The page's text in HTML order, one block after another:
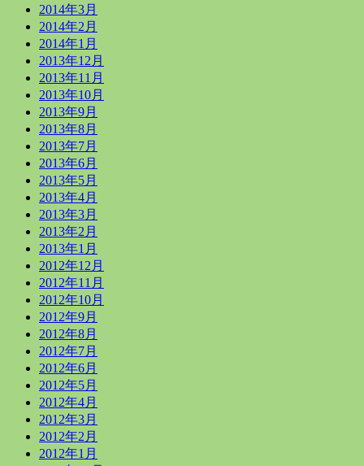
2014年3月
2014年2月
2014年1月
2013年12月
2013年11月
2013年10月
2013年9月
2013年8月
2013年7月
2013年6月
2013年5月
2013年4月
2013年3月
2013年2月
2013年1月
2012年12月
2012年11月
2012年10月
2012年9月
2012年8月
2012年7月
2012年6月
2012年5月
2012年4月
2012年3月
2012年2月
2012年1月